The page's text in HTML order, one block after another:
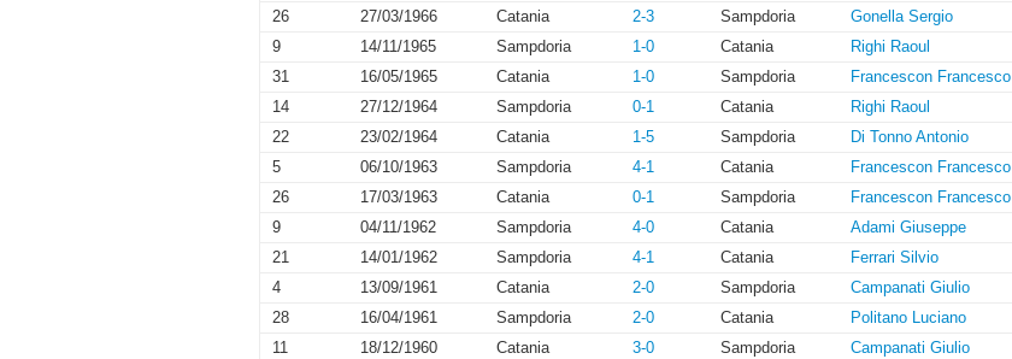
26
27/03/1966 Catania 2-3 Sampdoria
Gonella Sergio
9
14/11/1965 Sampdoria 1-0 Catania
Righi Raoul
31
16/05/1965 Catania 1-0 Sampdoria
Francescon Francesco
14
27/12/1964 Sampdoria 0-1 Catania
Righi Raoul
22
23/02/1964 Catania 1-5 Sampdoria
Di Tonno Antonio
5
06/10/1963 Sampdoria 4-1 Catania
Francescon Francesco
26
17/03/1963 Catania 0-1 Sampdoria
Francescon Francesco
9
04/11/1962 Sampdoria 4-0 Catania
Adami Giuseppe
21
14/01/1962 Sampdoria 4-1 Catania
Ferrari Silvio
4
13/09/1961 Catania 2-0 Sampdoria
Campanati Giulio
28
16/04/1961 Sampdoria 2-0 Catania
Politano Luciano
11
18/12/1960 Catania 3-0 Sampdoria
Campanati Giulio